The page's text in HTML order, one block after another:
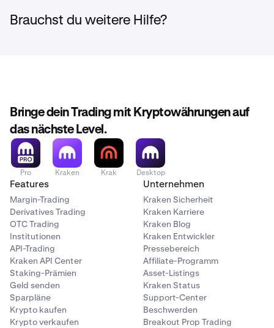
2 Wähle dein Asset:Suche in der Suchleiste nach dem
xStock, den du traden möchtest.Denke daran, dass
zurzeit nur
bestimmte xStocksals xStocks Perps
verfügbar sind.
Brauchst du weitere Hilfe?
Bringe dein Trading mit Kryptowährungen auf
das nächste Level.
Pro Kraken Krak Desktop
Features
Margin-Trading
Derivatives Trading
OTC Trading
Institutionen
API-Trading
Kraken API Center
Staking-Prämien
Geld senden
Sparpläne
Krypto kaufen
Krypto verkaufen
Unternehmen
Kraken Sicherheit
Kraken Karriere
Kraken Blog
Kraken Entwickler
Pressebereich
Affiliate-Programm
Asset-Listings
Kraken Status
Support-Center
Beschwerden
Breakout Prop Trading